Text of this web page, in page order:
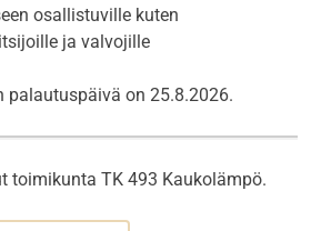
osallistuville kuten
ja valvojille
palautuspäivä on 25.8.2026.
toimikunta TK 493 Kaukolämpö.